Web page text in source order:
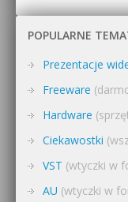
POPULARNE
Prezentacje
Freeware
Hardware
Ciekawostki
VST (wtyczki w
AU (wtyczki w